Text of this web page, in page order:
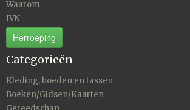
Waarom
IVN
Herroeping
Categorieën
Kleding, hoeden en tassen
Boeken/Gidsen/Kaarten